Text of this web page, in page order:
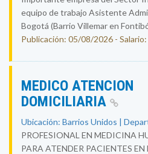
equipo de trabajo Asistente
Bogotá (Barrio Villemar en
Publicación: 05/08/2026 -
MEDICO ATENCION
DOMICILIARIA
Ubicación: Barrios Unidos |
PROFESIONAL EN MEDICINA
PARA ATENDER PACIENTES